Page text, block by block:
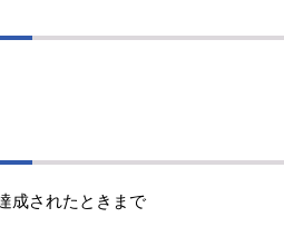
成されたときまで